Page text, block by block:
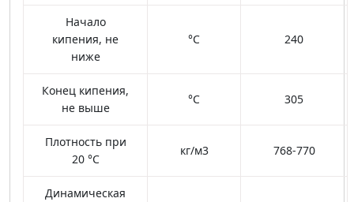
Начало
кипения, не
ниже
°С 240
Конец кипения,
не выше
°С 305
Плотность при
20 °С
кг/м3 768-770
Динамическая